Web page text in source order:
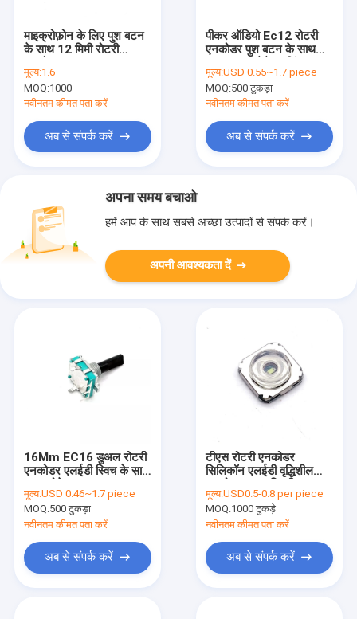
माइक्रोफ़ोन के लिए पुश बटन
के साथ 12 मिमी रोटरी
मूल्य:1.6
MOQ:1000
नवीनतम कीमत पता करें
अब से संपर्क करें
पीकर ऑडियो Ec12 रोटरी
एनकोडर पुश बटन के साथ
मूल्य:USD 0.55~1.7 piece
MOQ:500 टुकड़ा
नवीनतम कीमत पता करें
अब से संपर्क करें
अपना समय बचाओ
हमें आप के साथ सबसे अच्छा उत्पादों से संपर्क करें।
अपनी आवश्यकता दें
16Mm EC16 डुअल रोटरी
एनकोडर एलईडी स्विच के साथ
मूल्य:USD 0.46~1.7 piece
MOQ:500 टुकड़ा
नवीनतम कीमत पता करें
अब से संपर्क करें
टीएस रोटरी एनकोडर
सिलिकॉन एलईडी वृद्धिशील
मूल्य:USD0.5-0.8 per piece
MOQ:1000 टुकड़े
नवीनतम कीमत पता करें
अब से संपर्क करें